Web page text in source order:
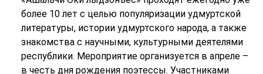
более 10 лет с целью популяризации удмуртской
литературы, истории удмуртского народа, а также
знакомства с научными, культурными деятелями
республики. Мероприятие организуется в апреле –
в честь дня рождения поэтессы. Участниками